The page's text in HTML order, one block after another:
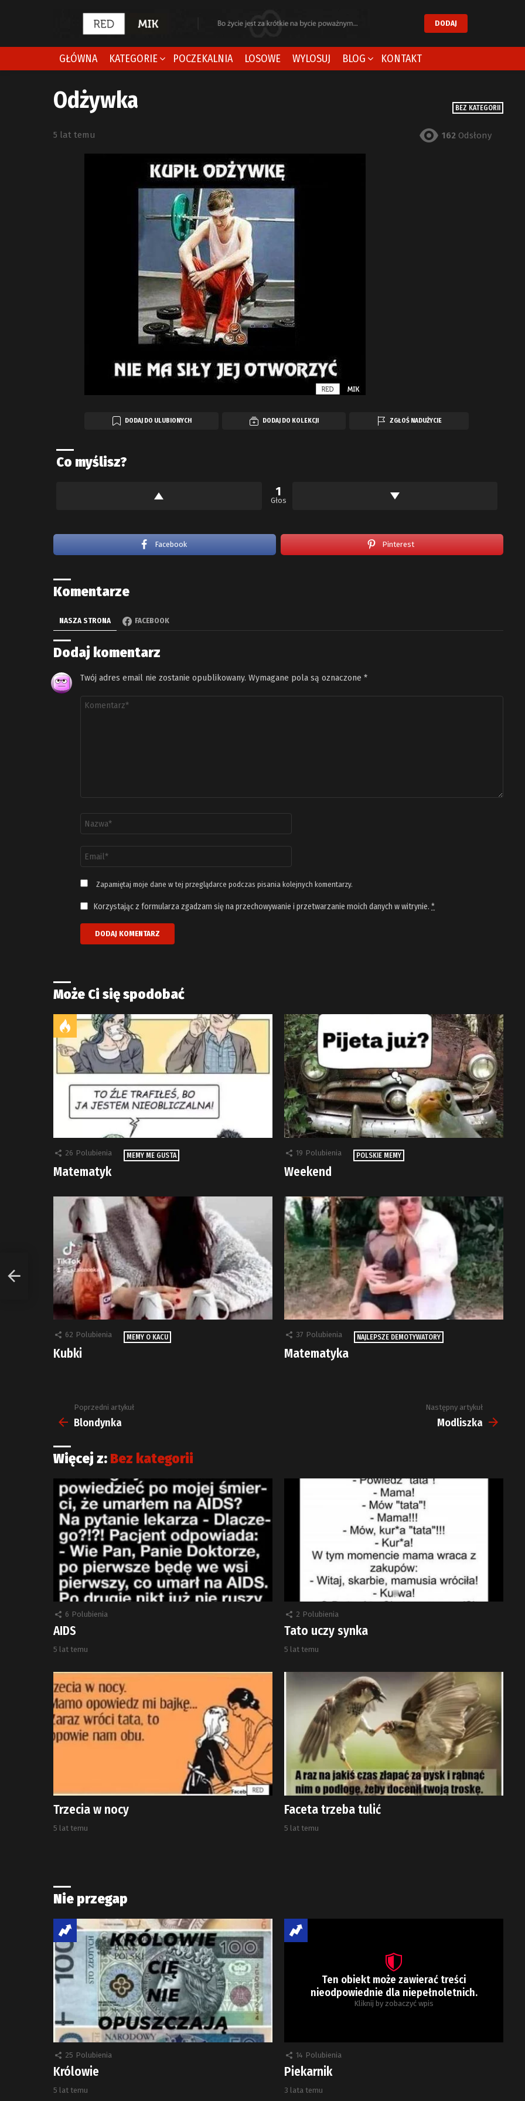
DODAJ
GŁÓWNA KATEGORIE POCZEKALNIA LOSOWE WYLOSUJ BLOG KONTAKT
BEZ KATEGORII
Odżywka
5 lat temu 162 Odsłony
DODAJ DO ULUBIONYCH DODAJ DO KOLEKCJI ZGŁOŚ NADUŻYCIE
Co myślisz?
1
Głos
Facebook Pinterest
Komentarze
NASZA STRONA FACEBOOK
Dodaj komentarz
Twój adres email nie zostanie opublikowany. Wymagane pola są oznaczone *
Komentarz
email
*
Zapamiętaj moje dane w tej przeglądarce podczas pisania kolejnych komentarzy.
Korzystając z formularza zgadzam się na przechowywanie i przetwarzanie moich danych w witrynie. *
Może Ci się spodobać
26 Polubienia MEMY ME GUSTA
Matematyk
19 Polubienia POLSKIE MEMY
Weekend
62 Polubienia MEMY O KACU
Kubki
37 Polubienia NAJLEPSZE DEMOTYWATORY
Matematyka
Zobacz
więcej
Poprzedni artykuł
Blondynka
Następny artykuł
Modliszka
Więcej z: Bez kategorii
6 Polubienia
AIDS
5 lat temu
2 Polubienia
Tato uczy synka
5 lat temu
Trzecia w nocy
5 lat temu
Faceta trzeba tulić
5 lat temu
Nie przegap
25 Polubienia
Królowie
5 lat temu
Ten obiekt może zawierać treści
nieodpowiednie dla niepełnoletnich.
Kliknij by zobaczyć wpis
14 Polubienia
Piekarnik
3 lata temu